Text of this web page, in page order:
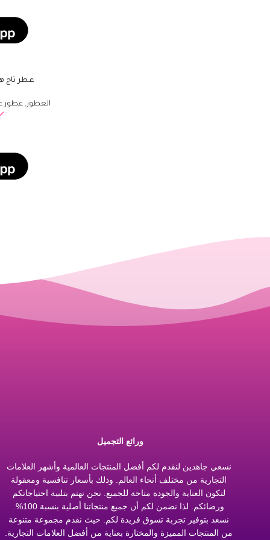
إضافة إلى السلة
عطر تاج
العطور, عطور
ورائع التجميل
نسعي جاهدين لنقدم لكم أفضل المنتجات العالمية وأشهر العلامات
التجارية من مختلف أنحاء العالم. وذلك بأسعار تنافسية ومعقولة
لتكون العناية والجودة متاحة للجميع. نحن نهتم بتلبية احتياجاتكم
ورضائكم. لذا نضمن لكم أن جميع منتجاتنا أصلية بنسبة 100%.
نسعد بتوفير تجربة تسوق فريدة لكم. حيث نقدم مجموعة متنوعة
من المنتجات المميزة والمختارة بعناية من أفضل العلامات التجارية.